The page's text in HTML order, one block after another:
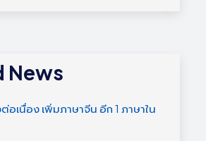
News
เนื่อง เพิ่มภาษาจีน อีก 1 ภาษาใน